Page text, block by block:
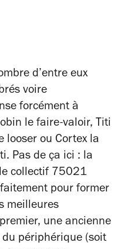
d’entre eux
voire
forcément à
le faire-valoir, Titi
looser ou Cortex la
Pas de ça ici : la
collectif 75021
pour former
meilleures
une ancienne
du périphérique (soit